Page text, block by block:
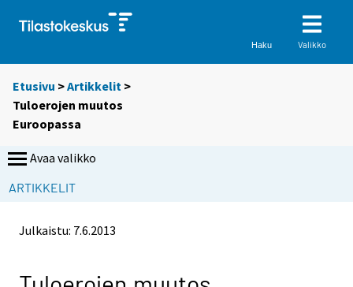
Haku Valikko
Etusivu >Artikkelit >
Tuloerojen muutos
Euroopassa
Avaa valikko
ARTIKKELIT
Julkaistu: 7.6.2013